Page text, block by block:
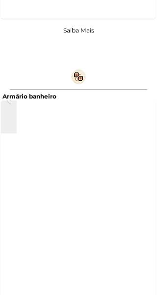
Saiba Mais
Armário banheiro